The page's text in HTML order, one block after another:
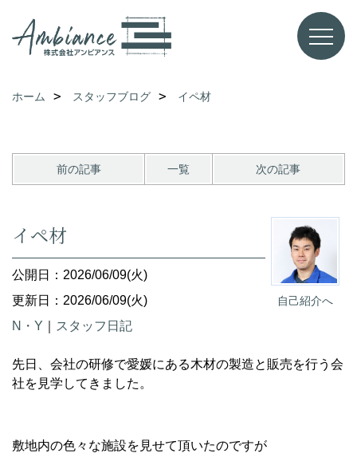
ホーム スタッフブログ イペ材
前の記事 一覧 次の記事
自己紹介へ
イペ材
公開日：2026/06/09(火)
更新日：2026/06/09(火)
N・Y
スタッフ日記
先日、会社の研修で愛媛にある木材の製造と販売を行う会
社を見学してきました。
敷地内の色々な施設を見せて頂いたのですが